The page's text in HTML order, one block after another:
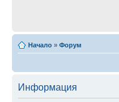
Начало » Форум
Информация